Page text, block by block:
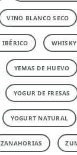
VINO BLANCO SECO
IBÉRICO WHISKY
YEMAS DE HUEVO
YOGUR DE FRESAS
YOGURT NATURAL
ZANAHORIAS